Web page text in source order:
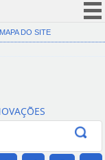
(COVID-19)
Canais
MAPA DO SITE